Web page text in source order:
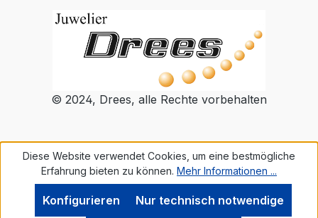
© 2024, Drees, alle Rechte vorbehalten
Diese Website verwendet Cookies, um eine bestmögliche
Erfahrung bieten zu können. Mehr Informationen ...
Nur technisch notwendige
Konfigurieren